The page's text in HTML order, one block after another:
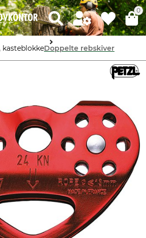
0
kasteblokkeDoppelte rebskiver